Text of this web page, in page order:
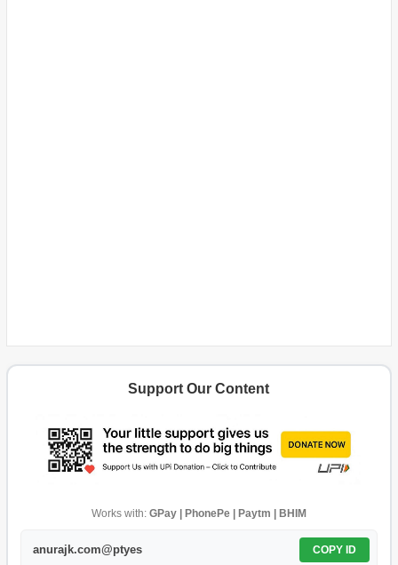
Support Our Content
Works with: GPay | PhonePe | Paytm | BHIM
anurajk.com@ptyes COPY ID